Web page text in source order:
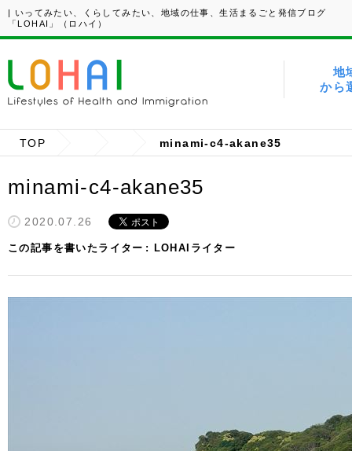
| いってみたい、くらしてみたい、地域の仕事、生活まるごと発信ブログ
「LOHAI」（ロハイ）
地
から
TOP minami-c4-akane35
minami-c4-akane35
2020.07.26
この記事を書いたライター LOHAIライター